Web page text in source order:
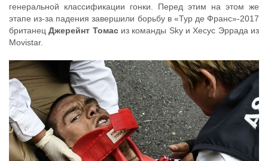
генеральной классификации гонки. Перед этим на этом же
этапе из-за падения завершили борьбу в «Тур де Франс»-2017
британецДжерейнт Томасиз команды Sky и Хесус Эррада из
Movistar.